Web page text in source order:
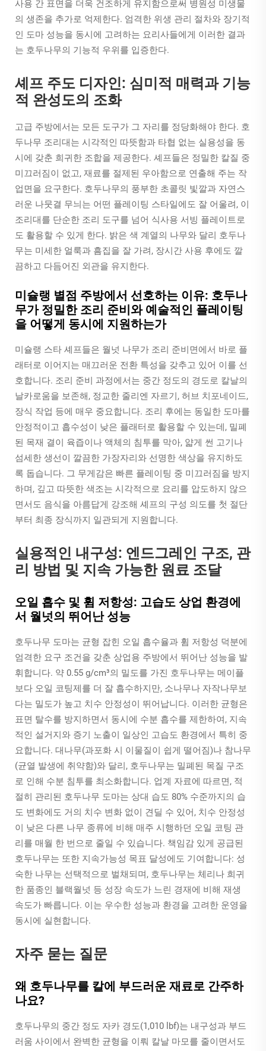
사용 간 표면을 더욱 건조하게 유지함으로써 병원성 미생물
의 생존을 추가로 억제한다. 엄격한 위생 관리 절차와 장기적
인 도마 성능을 동시에 고려하는 요리사들에게 이러한 결과
는 호두나무의 기능적 우위를 입증한다.
셰프 주도 디자인: 심미적 매력과 기능
적 완성도의 조화
고급 주방에서는 모든 도구가 그 자리를 정당화해야 한다. 호
두나무 조리대는 시각적인 따뜻함과 타협 없는 실용성을 동
시에 갖춘 희귀한 조합을 제공한다. 셰프들은 정밀한 칼질 중
미끄러짐이 없고, 재료를 절제된 우아함으로 연출해 주는 작
업면을 요구한다. 호두나무의 풍부한 초콜릿 빛깔과 자연스
러운 나뭇결 무늬는 어떤 플레이팅 스타일에도 잘 어울려, 이
조리대를 단순한 조리 도구를 넘어 식사용 서빙 플레이트로
도 활용할 수 있게 한다. 밝은 색 계열의 나무와 달리 호두나
무는 미세한 얼룩과 흠집을 잘 가려, 장시간 사용 후에도 깔
끔하고 다듬어진 외관을 유지한다.
미슐랭 별점 주방에서 선호하는 이유: 호두나
무가 정밀한 조리 준비와 예술적인 플레이팅
을 어떻게 동시에 지원하는가
미슐랭 스타 셰프들은 월넛 나무가 조리 준비면에서 바로 플
래터로 이어지는 매끄러운 전환 특성을 갖추고 있어 이를 선
호합니다. 조리 준비 과정에서는 중간 정도의 경도로 칼날의
날카로움을 보존해, 정교한 줄리엔 자르기, 허브 치포네이드,
장식 작업 등에 매우 중요합니다. 조리 후에는 동일한 도마를
안정적이고 흡수성이 낮은 플래터로 활용할 수 있는데, 밀폐
된 목재 결이 육즙이나 액체의 침투를 막아, 얇게 썬 고기나
섬세한 생선이 깔끔한 가장자리와 선명한 색상을 유지하도
록 돕습니다. 그 무게감은 빠른 플레이팅 중 미끄러짐을 방지
하며, 깊고 따뜻한 색조는 시각적으로 요리를 압도하지 않으
면서도 음식을 아름답게 강조해 셰프의 구성 의도를 첫 절단
부터 최종 장식까지 일관되게 지원합니다.
실용적인 내구성: 엔드그레인 구조, 관
리 방법 및 지속 가능한 원료 조달
오일 흡수 및 휨 저항성: 고습도 상업 환경에
서 월넛의 뛰어난 성능
호두나무 도마는 균형 잡힌 오일 흡수율과 휨 저항성 덕분에
엄격한 요구 조건을 갖춘 상업용 주방에서 뛰어난 성능을 발
휘합니다. 약 0.55 g/cm³의 밀도를 가진 호두나무는 메이플
보다 오일 코팅제를 더 잘 흡수하지만, 소나무나 자작나무보
다는 밀도가 높고 치수 안정성이 뛰어납니다. 이러한 균형은
표면 탈수를 방지하면서 동시에 수분 흡수를 제한하여, 지속
적인 설거지와 증기 노출이 일상인 고습도 환경에서 특히 중
요합니다. 대나무(과포화 시 이물질이 쉽게 떨어짐)나 참나무
(균열 발생에 취약함)와 달리, 호두나무는 밀폐된 목질 구조
로 인해 수분 침투를 최소화합니다. 업계 자료에 따르면, 적
절히 관리된 호두나무 도마는 상대 습도 80% 수준까지의 습
도 변화에도 거의 치수 변화 없이 견딜 수 있어, 치수 안정성
이 낮은 다른 나무 종류에 비해 매주 시행하던 오일 코팅 관
리를 매월 한 번으로 줄일 수 있습니다. 책임감 있게 공급된
호두나무는 또한 지속가능성 목표 달성에도 기여합니다: 성
숙한 나무는 선택적으로 벌채되며, 호두나무는 체리나 희귀
한 품종인 블랙월넛 등 성장 속도가 느린 경재에 비해 재생
속도가 빠릅니다. 이는 우수한 성능과 환경을 고려한 운영을
동시에 실현합니다.
자주 묻는 질문
왜 호두나무를 칼에 부드러운 재료로 간주하
나요?
호두나무의 중간 정도 자카 경도(1,010 lbf)는 내구성과 부드
러움 사이에서 완벽한 균형을 이뤄 칼날 마모를 줄이면서도